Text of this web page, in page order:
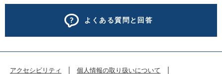
よくある質問と回答
アクセシビリティ 個人情報の取り扱いについて